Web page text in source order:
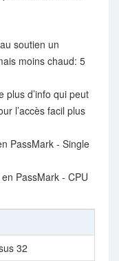
soutien un
moins chaud: 5
plus d’info qui peut
l’accès facil plus
PassMark - Single
PassMark - CPU
32